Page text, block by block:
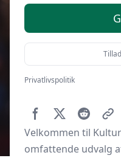
Velkommen til
omfattende udvalg
Privatlivspolitik